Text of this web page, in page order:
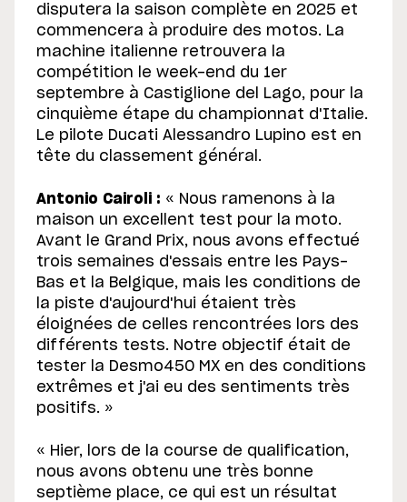
disputera la saison complète en 2025 et
commencera à produire des motos. La
machine italienne retrouvera la
compétition le week-end du 1er
septembre à Castiglione del Lago, pour la
cinquième étape du championnat d'Italie.
Le pilote Ducati Alessandro Lupino est en
tête du classement général.
Antonio Cairoli : « Nous ramenons à la
maison un excellent test pour la moto.
Avant le Grand Prix, nous avons effectué
trois semaines d'essais entre les Pays-
Bas et la Belgique, mais les conditions de
la piste d'aujourd'hui étaient très
éloignées de celles rencontrées lors des
différents tests. Notre objectif était de
tester la Desmo450 MX en des conditions
extrêmes et j'ai eu des sentiments très
positifs. »
« Hier, lors de la course de qualification,
nous avons obtenu une très bonne
septième place, ce qui est un résultat